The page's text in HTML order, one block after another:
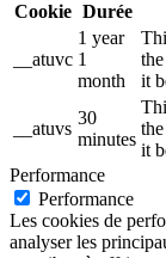
Cookie Durée
__atuvc
1 year
1
month
it
__atuvs
30
minutes
it
Performance
Performance
Les cookies de
analyser les